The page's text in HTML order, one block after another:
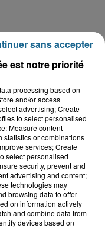
par an : le
espace de...
menace les
plongée au cœur
en mer
est notre priorité
processing based on
and/or access
advertising; Create
to select personalised
Measure content
statistics or combinations
services; Create
select personalised
security, prevent and
advertising and content;
technologies may
browsing data to offer
on information actively
and combine data from
devices based on
sans accepter